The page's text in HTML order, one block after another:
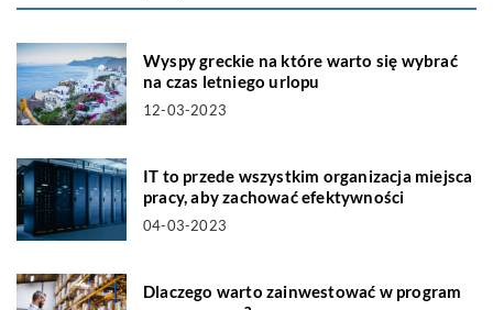
Wyspy greckie na które warto się wybrać
na czas letniego urlopu
12-03-2023
IT to przede wszystkim organizacja miejsca
pracy, aby zachować efektywności
04-03-2023
Dlaczego warto zainwestować w program